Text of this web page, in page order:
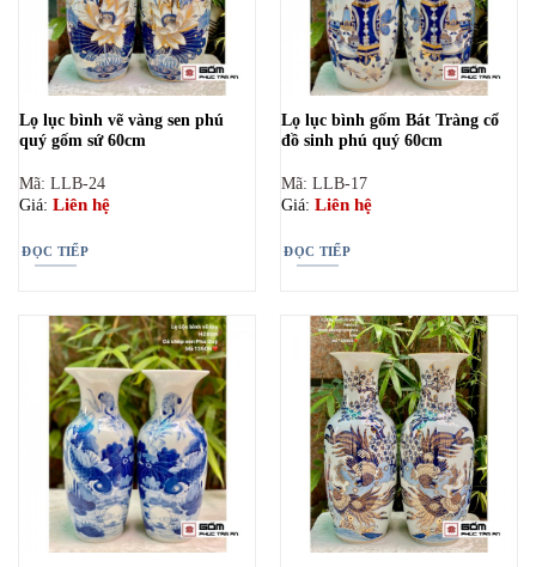
Lọ lục bình vẽ vàng sen phú
quý gốm sứ 60cm
Mã: LLB-24
Giá: Liên hệ
ĐỌC TIẾP
Lọ lục bình gốm Bát Tràng cổ
đồ sinh phú quý 60cm
Mã: LLB-17
Giá: Liên hệ
ĐỌC TIẾP